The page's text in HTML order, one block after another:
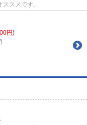
スメです。
円)